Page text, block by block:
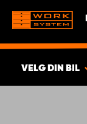
VELG DIN BIL